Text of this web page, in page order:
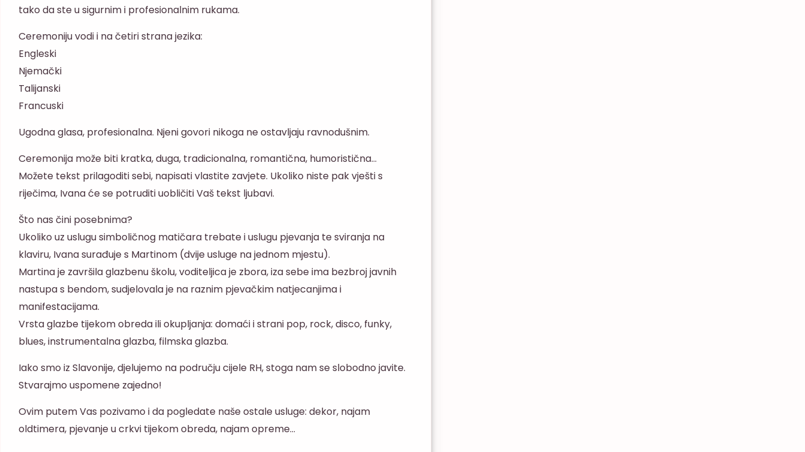
tako da ste u sigurnim i profesionalnim rukama.
Ceremoniju vodi i na četiri strana jezika:
Engleski
Njemački
Talijanski
Francuski
Ugodna glasa, profesionalna. Njeni govori nikoga ne ostavljaju ravnodušnim.
Ceremonija može biti kratka, duga, tradicionalna, romantična, humoristična…
Možete tekst prilagoditi sebi, napisati vlastite zavjete. Ukoliko niste pak vješti s
riječima, Ivana će se potruditi uobličiti Vaš tekst ljubavi.
Što nas čini posebnima?
Ukoliko uz uslugu simboličnog matičara trebate i uslugu pjevanja te sviranja na
klaviru, Ivana surađuje s Martinom (dvije usluge na jednom mjestu).
Martina je završila glazbenu školu, voditeljica je zbora, iza sebe ima bezbroj javnih
nastupa s bendom, sudjelovala je na raznim pjevačkim natjecanjima i
manifestacijama.
Vrsta glazbe tijekom obreda ili okupljanja: domaći i strani pop, rock, disco, funky,
blues, instrumentalna glazba, filmska glazba.
Iako smo iz Slavonije, djelujemo na području cijele RH, stoga nam se slobodno javite.
Stvarajmo uspomene zajedno!
Ovim putem Vas pozivamo i da pogledate naše ostale usluge: dekor, najam
oldtimera, pjevanje u crkvi tijekom obreda, najam opreme…